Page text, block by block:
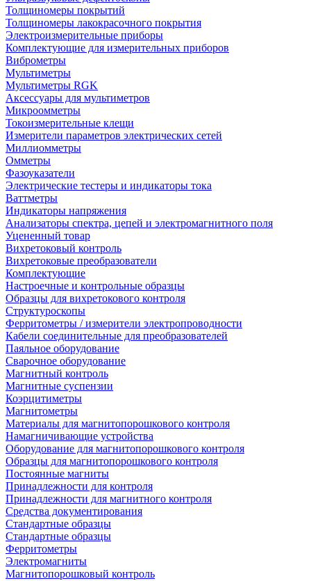
Толщиномеры покрытий
Толщиномеры лакокрасочного покрытия
Электроизмерительные приборы
Комплектующие для измерительных приборов
Виброметры
Мультиметры
Мультиметры RGK
Аксессуары для мультиметров
Микроомметры
Токоизмерительные клещи
Измерители параметров электрических сетей
Миллиомметры
Омметры
Фазоуказатели
Электрические тестеры и индикаторы тока
Ваттметры
Индикаторы напряжения
Анализаторы спектра, цепей и электромагнитного поля
Уцененный товар
Вихретоковый контроль
Вихретоковые преобразователи
Комплектующие
Настроечные и контрольные образцы
Образцы для вихретокового контроля
Структуроскопы
Ферритометры / измерители электропроводности
Кабели соединительные для преобразователей
Паяльное оборудование
Сварочное оборудование
Магнитный контроль
Магнитные суспензии
Коэрцитиметры
Магнитометры
Материалы для магнитопорошкового контроля
Намагничивающие устройства
Оборудование для магнитопорошкового контроля
Образцы для магнитопорошкового контроля
Постоянные магниты
Принадлежности для контроля
Принадлежности для магнитного контроля
Средства документирования
Стандартные образцы
Стандартные образцы
Ферритометры
Электромагниты
Магнитопорошковый контроль